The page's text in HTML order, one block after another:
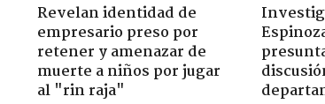
Revelan identidad de
empresario preso por
retener y amenazar de
muerte a niños por jugar
al "rin raja"